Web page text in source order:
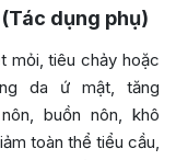
dụng phụ)
mỏi, tiêu chảy hoặc
da ứ mật, tăng
buồn nôn, khô
toàn thể tiểu cầu,